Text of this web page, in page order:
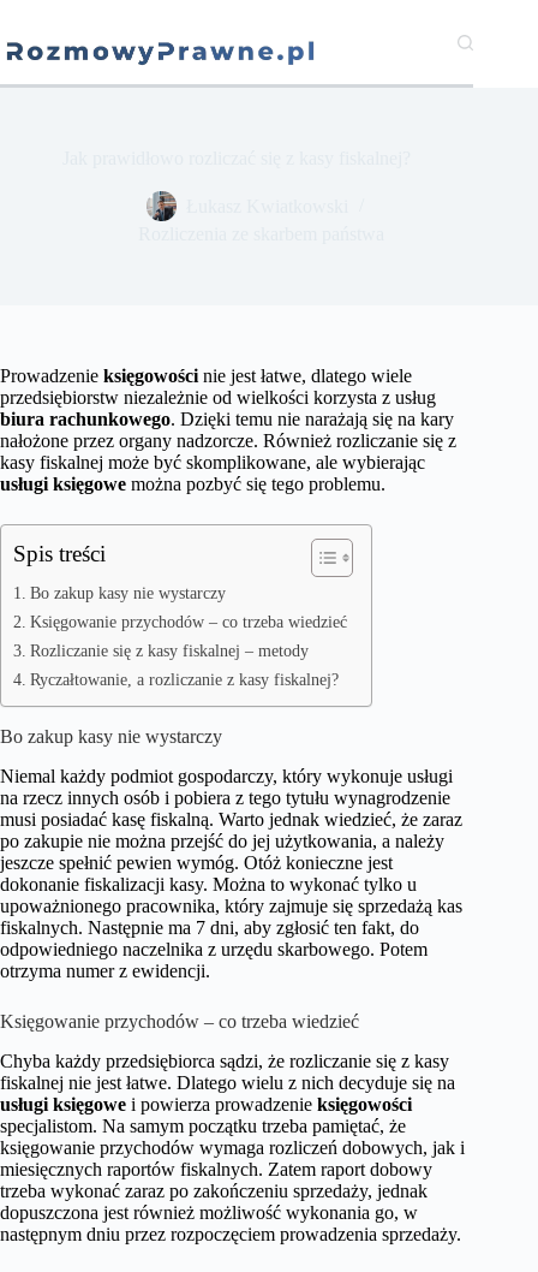
treści
Prowadzenie księgowości nie jest łatwe, dlatego wiele
przedsiębiorstw niezależnie od wielkości korzysta z usług
biura rachunkowego. Dzięki temu nie narażają się na kary
nałożone przez organy nadzorcze. Również rozliczanie się z
kasy fiskalnej może być skomplikowane, ale wybierając
usługi księgowe można pozbyć się tego problemu.
Spis treści
Bo zakup kasy nie wystarczy
Księgowanie przychodów – co trzeba wiedzieć
Rozliczanie się z kasy fiskalnej – metody
Ryczałtowanie, a rozliczanie z kasy fiskalnej?
Bo zakup kasy nie wystarczy
Niemal każdy podmiot gospodarczy, który wykonuje usługi
na rzecz innych osób i pobiera z tego tytułu wynagrodzenie
musi posiadać kasę fiskalną. Warto jednak wiedzieć, że zaraz
po zakupie nie można przejść do jej użytkowania, a należy
jeszcze spełnić pewien wymóg. Otóż konieczne jest
dokonanie fiskalizacji kasy. Można to wykonać tylko u
upoważnionego pracownika, który zajmuje się sprzedażą kas
fiskalnych. Następnie ma 7 dni, aby zgłosić ten fakt, do
odpowiedniego naczelnika z urzędu skarbowego. Potem
otrzyma numer z ewidencji.
Księgowanie przychodów – co trzeba wiedzieć
Chyba każdy przedsiębiorca sądzi, że rozliczanie się z kasy
fiskalnej nie jest łatwe. Dlatego wielu z nich decyduje się na
usługi księgowe i powierza prowadzenie księgowości
specjalistom. Na samym początku trzeba pamiętać, że
księgowanie przychodów wymaga rozliczeń dobowych, jak i
miesięcznych raportów fiskalnych. Zatem raport dobowy
trzeba wykonać zaraz po zakończeniu sprzedaży, jednak
dopuszczona jest również możliwość wykonania go, w
następnym dniu przez rozpoczęciem prowadzenia sprzedaży.